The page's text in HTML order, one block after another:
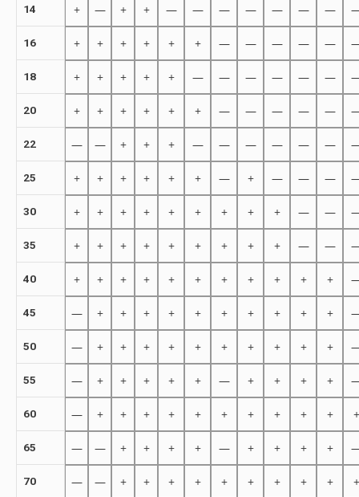
14 + — + + — — — — — — —
16 + + + + + + — — — — —
18 + + + + + — — — — — —
20 + + + + + + — — — — —
22 — — + + + — — — — — —
25 + + + + + + — + — — —
30 + + + + + + + + + — —
35 + + + + + + + + + — —
40 + + + + + + + + + + +
45 — + + + + + + + + + +
50 — + + + + + + + + + +
55 — + + + + + — + + + +
60 — + + + + + + + + + + +
65 — — + + + + — + + + +
70 — — + + + + + + + + + +